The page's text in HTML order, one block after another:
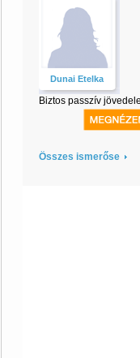
Dunai Etelka
Biztos passzív
Összes ismerőse